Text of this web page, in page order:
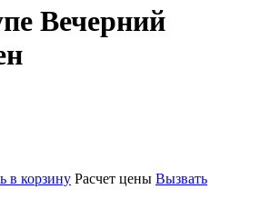
Вечерний
в корзину Расчет цены Вызвать